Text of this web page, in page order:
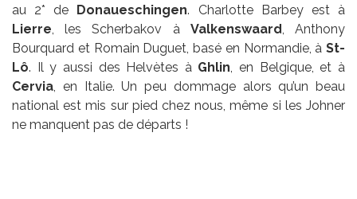
au 2* de
Donaueschingen. Charlotte Barbey est à
Lierre, les Scherbakov à Valkenswaard, Anthony
Bourquard et Romain Duguet, basé en Normandie, à St-
Lô. Il y aussi des Helvètes à Ghlin, en Belgique, et à
Cervia, en Italie. Un peu dommage alors qu’un beau
national est mis sur pied chez nous, même si les Johner
ne manquent pas de départs !